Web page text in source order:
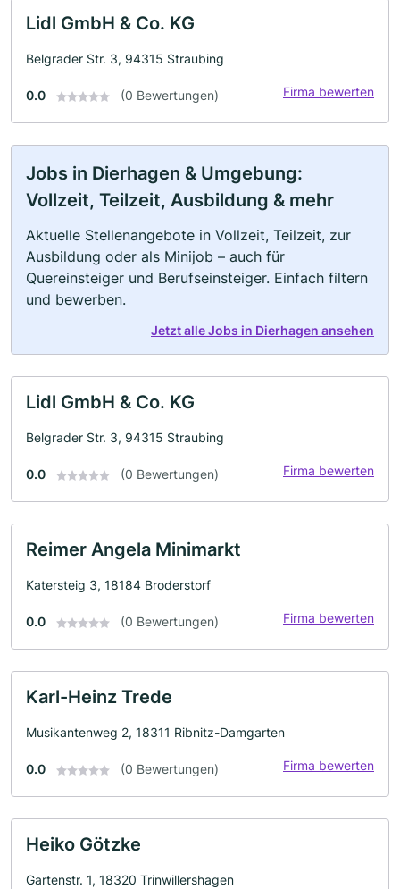
Lidl GmbH & Co. KG
Belgrader Str. 3, 94315 Straubing
0.0 (0 Bewertungen) Firma bewerten
Jobs in Dierhagen & Umgebung:
Vollzeit, Teilzeit, Ausbildung & mehr
Aktuelle Stellenangebote in Vollzeit, Teilzeit, zur
Ausbildung oder als Minijob – auch für
Quereinsteiger und Berufseinsteiger. Einfach filtern
und bewerben.
Jetzt alle Jobs in Dierhagen ansehen
Lidl GmbH & Co. KG
Belgrader Str. 3, 94315 Straubing
0.0 (0 Bewertungen) Firma bewerten
Reimer Angela Minimarkt
Katersteig 3, 18184 Broderstorf
0.0 (0 Bewertungen) Firma bewerten
Karl-Heinz Trede
Musikantenweg 2, 18311 Ribnitz-Damgarten
0.0 (0 Bewertungen) Firma bewerten
Heiko Götzke
Gartenstr. 1, 18320 Trinwillershagen